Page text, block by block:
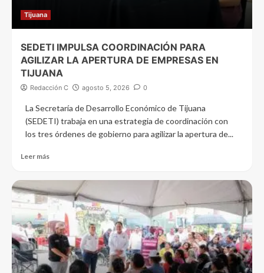
Tijuana
SEDETI IMPULSA COORDINACIÓN PARA
AGILIZAR LA APERTURA DE EMPRESAS EN
TIJUANA
Redacción C agosto 5, 2026 0
La Secretaría de Desarrollo Económico de Tijuana
(SEDETI) trabaja en una estrategia de coordinación con
los tres órdenes de gobierno para agilizar la apertura de...
Leer más